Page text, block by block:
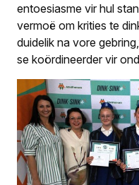
entoesiasme vir hul
vermoë om krities te
duidelik na vore
se koördineerder vir